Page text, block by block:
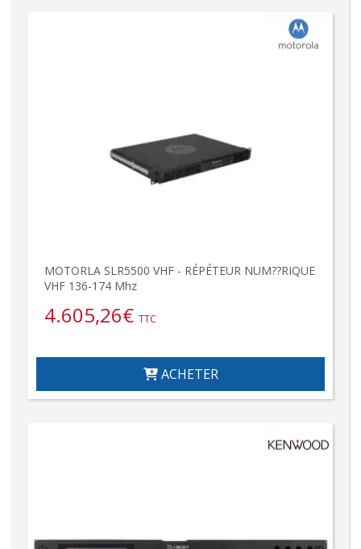
MOTORLA SLR5500 VHF - RÉPÉTEUR NUM??RIQUE
VHF 136-174 Mhz
4.605,26€ TTC
ACHETER